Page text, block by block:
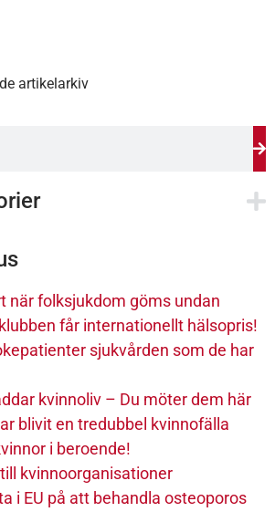
artikelarkiv
när folksjukdom göms undan
får internationellt hälsopris!
sjukvården som de har
kvinnoliv – Du möter dem här
blivit en tredubbel kvinnofälla
i beroende!
kvinnoorganisationer
i EU på att behandla osteoporos